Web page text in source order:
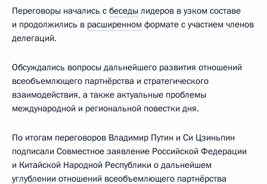
Переговоры начались с беседы лидеров в узком составе
и продолжились в расширенном формате с участием членов
делегаций.
Обсуждались вопросы дальнейшего развития отношений
всеобъемлющего партнёрства и стратегического
взаимодействия, а также актуальные проблемы
международной и региональной повестки дня.
По итогам переговоров Владимир Путин и Си Цзиньпин
подписали Совместное заявление Российской Федерации
и Китайской Народной Республики о дальнейшем
углублении отношений всеобъемлющего партнёрства